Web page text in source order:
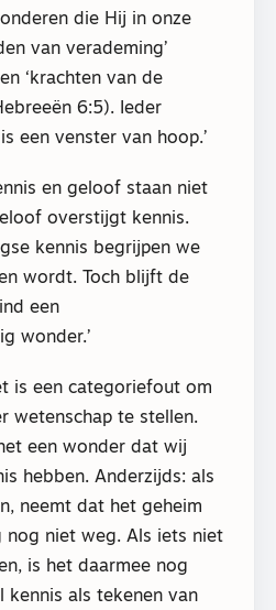
die Hij in onze
van verademing’
‘krachten van de
6:5). Ieder
een venster van hoop.’
en geloof staan niet
overstijgt kennis.
kennis begrijpen we
wordt. Toch blijft de
een
wonder.’
is een categoriefout om
wetenschap te stellen.
een wonder dat wij
hebben. Anderzijds: als
neemt dat het geheim
nog niet weg. Als iets niet
is het daarmee nog
kennis als tekenen van